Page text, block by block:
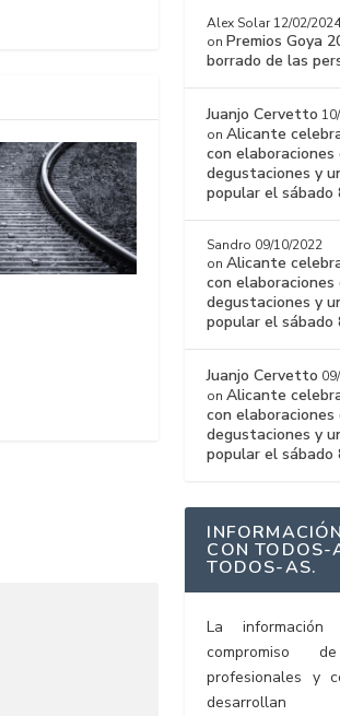
Alex Solar 12/02/
on Premios Goya
borrado de las
Juanjo Cervetto
onAlicante
con elaboraciones
degustaciones y
popular el sábado
Sandro 09/10/2022
onAlicante
con elaboraciones
degustaciones y
popular el sábado
Juanjo Cervetto
onAlicante
con elaboraciones
degustaciones y
popular el sábado
CON TODOS-
TODOS-AS.
La
compromiso
profesionales y